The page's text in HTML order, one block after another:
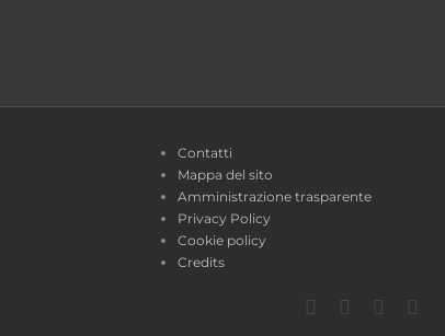
Contatti
Mappa del sito
Amministrazione trasparente
Privacy Policy
Cookie policy
Credits
Facebook
TwitterYouTube